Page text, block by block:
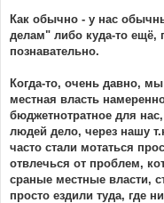
Как обычно - у нас
делам" либо куда-то ещё,
познавательно.
Когда-то, очень давно,
местная власть
бюджетнотратное для
людей дело, через нашу
часто стали мотаться
отвлечься от проблем,
сраные местные власти,
просто ездили туда, где